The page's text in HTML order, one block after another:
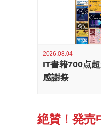
2026.08.04
IT書籍700点
感謝祭
絶賛！発売